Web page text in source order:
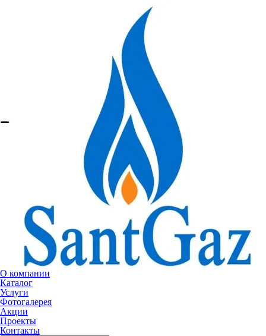
О компании
Каталог
Услуги
Фотогалерея
Акции
Проекты
Контакты